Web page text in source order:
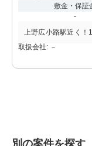
敷金・保証
-
上野広小路駅近く！
取扱会社: －
別の案件を探す